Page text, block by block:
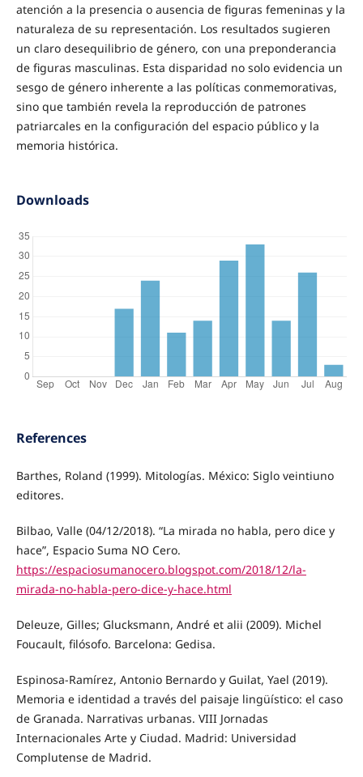
atención a la presencia o ausencia de figuras femeninas y la
naturaleza de su representación. Los resultados sugieren
un claro desequilibrio de género, con una preponderancia
de figuras masculinas. Esta disparidad no solo evidencia un
sesgo de género inherente a las políticas conmemorativas,
sino que también revela la reproducción de patrones
patriarcales en la configuración del espacio público y la
memoria histórica.
Downloads
References
Barthes, Roland (1999). Mitologías. México: Siglo veintiuno
editores.
Bilbao, Valle (04/12/2018). “La mirada no habla, pero dice y
hace”, Espacio Suma NO Cero.
https://espaciosumanocero.blogspot.com/2018/12/la-
mirada-no-habla-pero-dice-y-hace.html
Deleuze, Gilles; Glucksmann, André et alii (2009). Michel
Foucault, filósofo. Barcelona: Gedisa.
Espinosa-Ramírez, Antonio Bernardo y Guilat, Yael (2019).
Memoria e identidad a través del paisaje lingüístico: el caso
de Granada. Narrativas urbanas. VIII Jornadas
Internacionales Arte y Ciudad. Madrid: Universidad
Complutense de Madrid.